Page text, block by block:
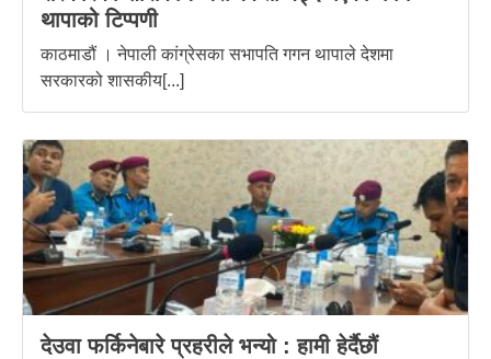
थापाको टिप्पणी
काठमाडौं । नेपाली कांग्रेसका सभापति गगन थापाले देशमा
सरकारको शासकीय[...]
देउवा फर्किनेबारे प्रहरीले भन्यो : हामी हेर्दैछौं